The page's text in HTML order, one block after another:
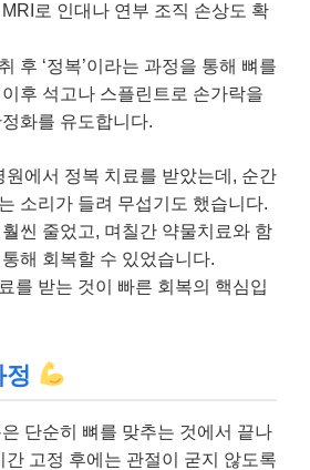
로 인대나 연부 조직 손상도 확
후 ‘정복’이라는 과정을 통해 뼈를
후 석고나 스플린트로 손가락을
화를 유도합니다.
원에서 정복 치료를 받았는데, 순간
소리가 들려 무섭기도 했습니다.
씬 줄었고, 며칠간 약물치료와 함
해 회복할 수 있었습니다.
를 받는 것이 빠른 회복의 핵심입
단순히 뼈를 맞추는 것에서 끝나
간 고정 후에는 관절이 굳지 않도록